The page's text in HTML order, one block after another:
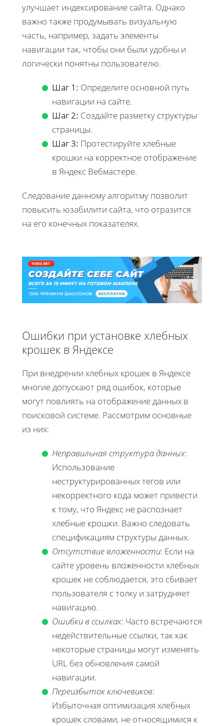
улучшает индексирование сайта. Однако
важно также продумывать визуальную
часть, например, задать элементы
навигации так, чтобы они были удобны и
логически понятны пользователю.
Шаг 1: Определите основной путь
навигации на сайте.
Шаг 2: Создайте разметку структуры
страницы.
Шаг 3: Протестируйте хлебные
крошки на корректное отображение
в Яндекс Вебмастере.
Следование данному алгоритму позволит
повысить юзабилити сайта, что отразится
на его конечных показателях.
Ошибки при установке хлебных
крошек в Яндексе
При внедрении хлебных крошек в Яндексе
многие допускают ряд ошибок, которые
могут повлиять на отображение данных в
поисковой системе. Рассмотрим основные
из них:
Неправильная структура данных:
Использование
неструктурированных тегов или
некорректного кода может привести
к тому, что Яндекс не распознает
хлебные крошки. Важно следовать
спецификациям структуры данных.
Отсутствие вложенности: Если на
сайте уровень вложенности хлебных
крошек не соблюдается, это сбивает
пользователя с толку и затрудняет
навигацию.
Ошибки в ссылках: Часто встречаются
недействительные ссылки, так как
некоторые страницы могут изменять
URL без обновления самой
навигации.
Переизбыток ключевиков:
Избыточная оптимизация хлебных
крошек словами, не относящимися к